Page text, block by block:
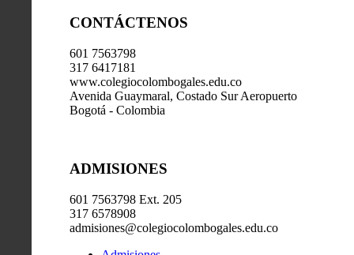
CONTÁCTENOS
601 7563798
317 6417181
www.colegiocolombogales.edu.co
Avenida Guaymaral, Costado Sur Aeropuerto
Bogotá - Colombia
ADMISIONES
601 7563798 Ext. 205
317 6578908
admisiones@colegiocolombogales.edu.co